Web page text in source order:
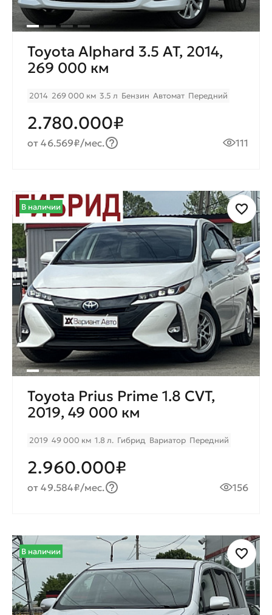
Toyota Alphard 3.5 AT, 2014,
269 000 км
2014 269 000 км 3.5 л Бензин Автомат Передний
2.780.000₽
от 46.569₽/мес. 111
В наличии
Toyota Prius Prime 1.8 CVT,
2019, 49 000 км
2019 49 000 км 1.8 л. Гибрид Вариатор Передний
2.960.000₽
от 49.584₽/мес. 156
В наличии